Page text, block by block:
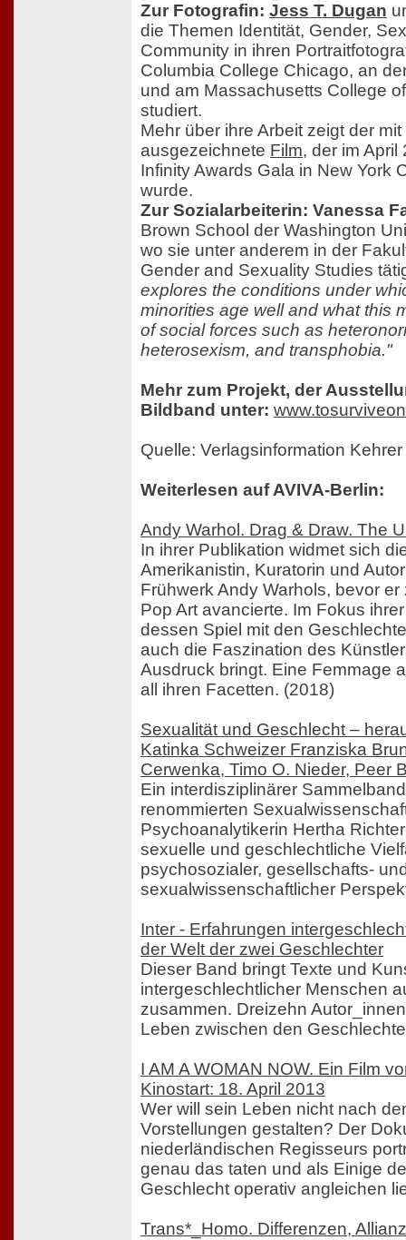
Zur Fotografin: Jess T. Dugan
die Themen Identität, Gender,
Community in ihren
Columbia College Chicago, an
und am Massachusetts College
studiert.
Mehr über ihre Arbeit zeigt der
ausgezeichnete Film, der im April
Infinity Awards Gala in New York
wurde.
Zur Sozialarbeiterin: Vanessa
Brown School der Washington
wo sie unter anderem in der
Gender and Sexuality Studies
explores the conditions under
minorities age well and what this
of social forces such as
heterosexism, and transphobia."
Mehr zum Projekt, der
Bildband unter:
Quelle: Verlagsinformation Kehrer
Weiterlesen auf AVIVA-Berlin:
Andy Warhol. Drag & Draw. The
In ihrer Publikation widmet sich
Amerikanistin, Kuratorin und
Frühwerk Andy Warhols, bevor
Pop Art avancierte. Im Fokus
dessen Spiel mit den
auch die Faszination des
Ausdruck bringt. Eine Femmage
all ihren Facetten. (2018)
Sexualität und Geschlecht –
Katinka Schweizer Franziska
Cerwenka, Timo O. Nieder, Peer
Ein interdisziplinärer
renommierten
Psychoanalytikerin Hertha
sexuelle und geschlechtliche
psychosozialer, gesellschafts-
sexualwissenschaftlicher
Inter - Erfahrungen
der Welt der zwei Geschlechter
Dieser Band bringt Texte und
intergeschlechtlicher Menschen
zusammen. Dreizehn
Leben zwischen den
I AM A WOMAN NOW. Ein Film
Kinostart: 18. April 2013
Wer will sein Leben nicht nach
Vorstellungen gestalten? Der
niederländischen Regisseurs
genau das taten und als Einige
Geschlecht operativ angleichen
Trans*_Homo. Differenzen,